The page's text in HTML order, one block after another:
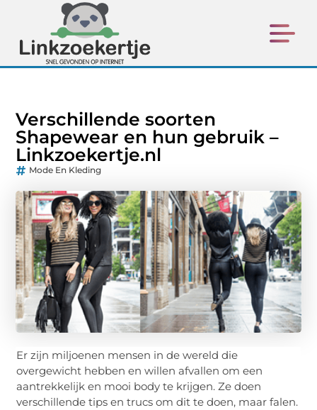
Verschillende soorten
Shapewear en hun gebruik –
Linkzoekertje.nl
Mode En Kleding
Er zijn miljoenen mensen in de wereld die
overgewicht hebben en willen afvallen om een
aantrekkelijk en mooi body te krijgen. Ze doen
verschillende tips en trucs om dit te doen, maar falen.